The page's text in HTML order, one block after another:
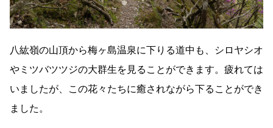
八紘嶺の山頂から梅ヶ島温泉に下りる道中も、シロヤシオ
やミツバツツジの大群生を見ることができます。疲れては
いましたが、この花々たちに癒されながら下ることができ
ました。